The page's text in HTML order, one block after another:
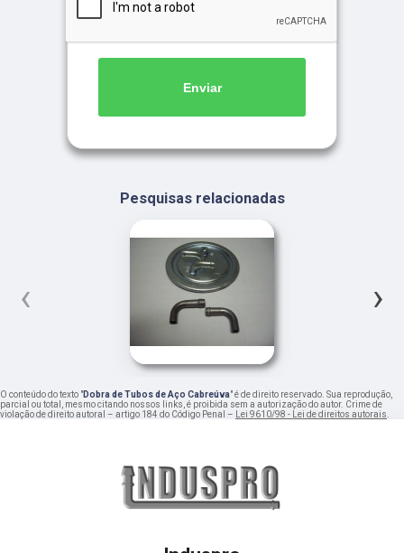
Enviar
Pesquisas relacionadas
‹ ›
O conteúdo do texto "Dobra de Tubos de Aço Cabreúva" é de direito reservado. Sua reprodução,
parcial ou total, mesmo citando nossos links, é proibida sem a autorização do autor. Crime de
violação de direito autoral – artigo 184 do Código Penal – Lei 9610/98 - Lei de direitos autorais.